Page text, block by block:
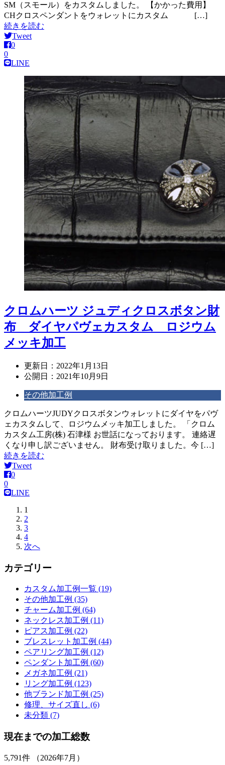
SM（スモール）をカスタムしました。 【かかった費用】
CHクロスペンダントをウォレットにカスタム […]
続きを読む
Tweet
0
0
LINE
クロムハーツ ジュディクロスボタン財
布 ダイヤパヴェカスタム ロジウム
メッキ加工
更新日： 2022年1月13日
公開日： 2021年10月9日
その他加工例
クロムハーツJUDYクロスボタンウォレットにダイヤをパヴ
ェカスタムして、ロジウムメッキ加工しました。 「クロム
カスタム工房(株) 石津様 お世話になっております。 連絡遅
くなり申し訳ございません。 財布受け取りました。今 […]
続きを読む
Tweet
0
0
LINE
1
2
3
4
次へ
カテゴリー
カスタム加工例一覧 (19)
その他加工例 (35)
チャーム加工例 (64)
ネックレス加工例 (11)
ピアス加工例 (22)
ブレスレット加工例 (44)
ペアリング加工例 (12)
ペンダント加工例 (60)
メガネ加工例 (21)
リング加工例 (123)
他ブランド加工例 (25)
修理、サイズ直し (6)
未分類 (7)
現在までの加工総数
5,791件 （2026年7月）